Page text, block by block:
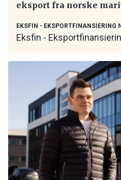
eksport fra norske
EKSFIN - EKSPORTFINANSIERING
Eksfin -